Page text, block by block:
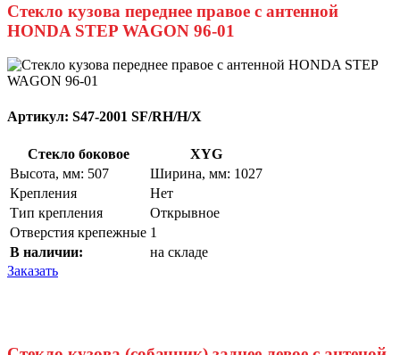
Стекло кузова переднее правое с антенной
HONDA STEP WAGON 96-01
Артикул: S47-2001 SF/RH/H/X
Стекло боковое
XYG
Высота, мм: 507
Ширина, мм: 1027
Крепления
Нет
Тип крепления
Открывное
Отверстия крепежные 1
В наличии:
на складе
Заказать